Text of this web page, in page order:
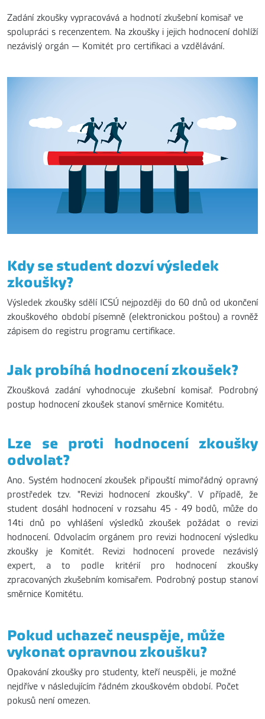
Zadání zkoušky vypracovává a hodnotí zkušební komisař ve
spolupráci s recenzentem. Na zkoušky i jejich hodnocení dohlíží
nezávislý orgán — Komitét pro certifikaci a vzdělávání.
Kdy se student dozví výsledek
zkoušky?
Výsledek zkoušky sdělí ICSÚ nejpozději do 60 dnů od ukončení
zkouškového období písemně (elektronickou poštou) a rovněž
zápisem do registru programu certifikace.
Jak probíhá hodnocení zkoušek?
Zkoušková zadání vyhodnocuje zkušební komisař. Podrobný
postup hodnocení zkoušek stanoví směrnice Komitétu.
Lze se proti hodnocení zkoušky
odvolat?
Ano. Systém hodnocení zkoušek připouští mimořádný opravný
prostředek tzv. "Revizi hodnocení zkoušky". V případě, že
student dosáhl hodnocení v rozsahu 45 - 49 bodů, může do
14ti dnů po vyhlášení výsledků zkoušek požádat o revizi
hodnocení. Odvolacím orgánem pro revizi hodnocení výsledku
zkoušky je Komitét. Revizi hodnocení provede nezávislý
expert, a to podle kritérií pro hodnocení zkoušky
zpracovaných zkušebním komisařem. Podrobný postup stanoví
směrnice Komitétu.
Pokud uchazeč neuspěje, může
vykonat opravnou zkoušku?
Opakování zkoušky pro studenty, kteří neuspěli, je možné
nejdříve v následujícím řádném zkouškovém období. Počet
pokusů není omezen.